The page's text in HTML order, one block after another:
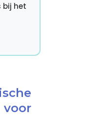
bij het
voor